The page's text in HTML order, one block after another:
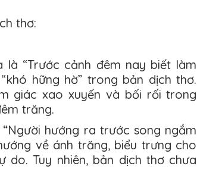
thơ:
“Trước cảnh đêm nay biết làm
hững hờ” trong bản dịch thơ.
giác xao xuyến và bối rối trong
trăng.
hướng ra trước song ngắm
về ánh trăng, biểu trưng cho
Tuy nhiên, bản dịch thơ chưa